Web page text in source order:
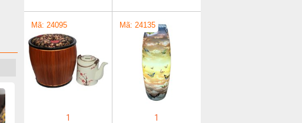
Mã: 24095
1
Mã: 24135
1